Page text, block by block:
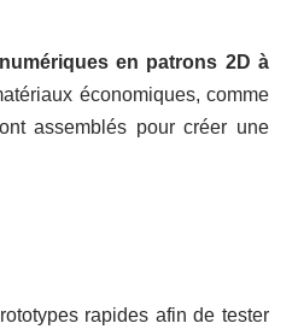
en patrons 2D à
économiques, comme
assemblés pour créer une
rapides afin de tester